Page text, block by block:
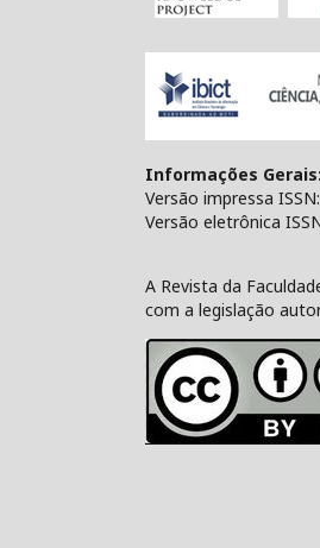
Informações Gerais:
Versão impressa
Versão eletrônica
A Revista da
com a legislação